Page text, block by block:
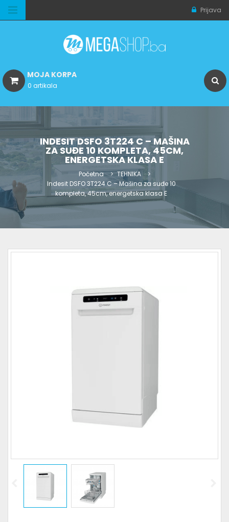
Prijava
MOJA KORPA
0 artikala
INDESIT DSFO 3T224 C – MAŠINA
ZA SUĐE 10 KOMPLETA, 45CM,
ENERGETSKA KLASA E
Početna
TEHNIKA
Indesit DSFO 3T224 C – Mašina za suđe 10
kompleta, 45cm, energetska klasa E